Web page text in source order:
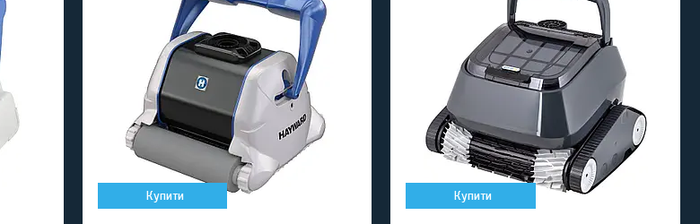
Купити Купити